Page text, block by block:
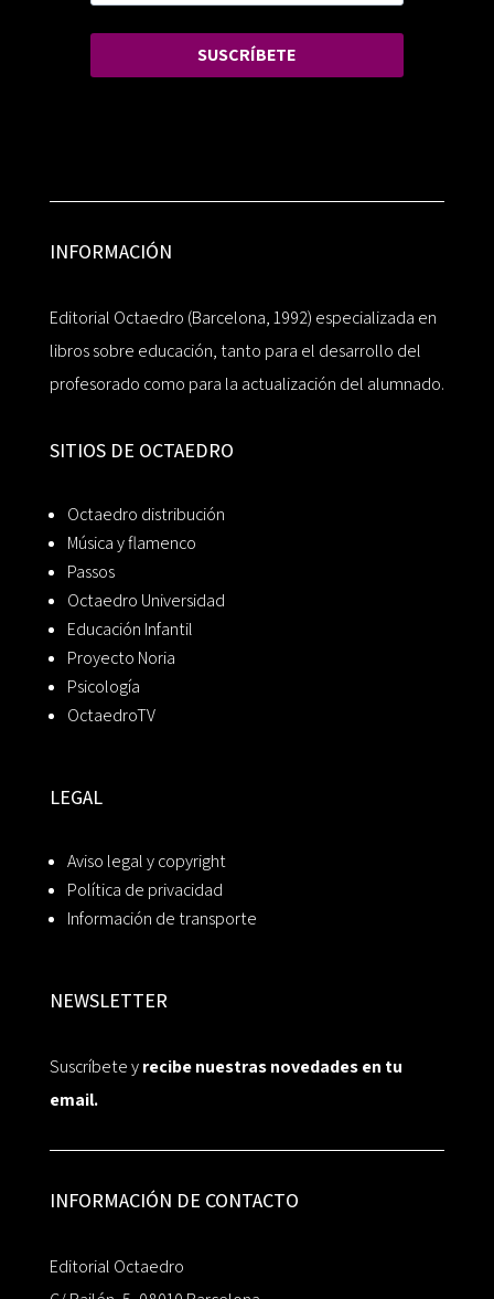
SUSCRÍBETE
INFORMACIÓN
Editorial Octaedro (Barcelona, 1992) especializada en
libros sobre educación, tanto para el desarrollo del
profesorado como para la actualización del alumnado.
SITIOS DE OCTAEDRO
Octaedro distribución
Música y flamenco
Passos
Octaedro Universidad
Educación Infantil
Proyecto Noria
Psicología
OctaedroTV
LEGAL
Aviso legal y copyright
Política de privacidad
Información de transporte
NEWSLETTER
Suscríbete yrecibe nuestras novedades en tu
email.
INFORMACIÓN DE CONTACTO
Editorial Octaedro